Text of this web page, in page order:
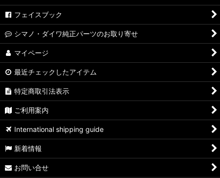
フェイスブック
シマノ・ダイワ純正パーツのお取り寄せ
マイページ
最近チェックしたアイテム
特定商取引法表示
ご利用案内
International shipping guide
新着情報
お問い合せ